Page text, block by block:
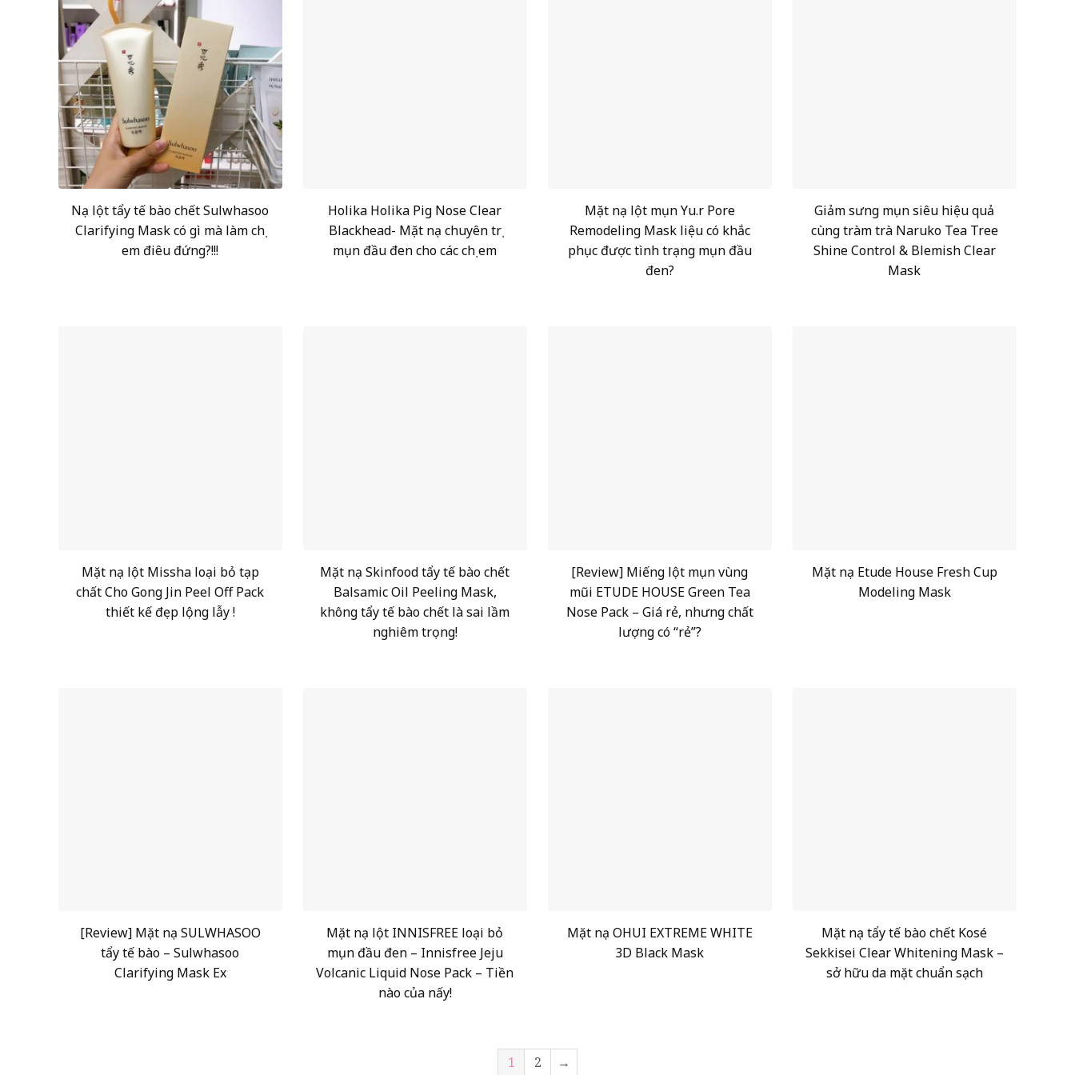
Nạ lột tẩy tế bào chết Sulwhasoo
Clarifying Mask có gì mà làm chị
em điêu đứng?!!!
Holika Holika Pig Nose Clear
Blackhead- Mặt nạ chuyên trị
mụn đầu đen cho các chị em
Mặt nạ lột mụn Yu.r Pore
Remodeling Mask liệu có khắc
phục được tình trạng mụn đầu
đen?
Giảm sưng mụn siêu hiệu quả
cùng tràm trà Naruko Tea Tree
Shine Control & Blemish Clear
Mask
Mặt nạ lột Missha loại bỏ tạp
chất Cho Gong Jin Peel Off Pack
thiết kế đẹp lộng lẫy !
Mặt nạ Skinfood tẩy tế bào chết
Balsamic Oil Peeling Mask,
không tẩy tế bào chết là sai lầm
nghiêm trọng!
[Review] Miếng lột mụn vùng
mũi ETUDE HOUSE Green Tea
Nose Pack – Giá rẻ, nhưng chất
lượng có “rẻ”?
Mặt nạ Etude House Fresh Cup
Modeling Mask
[Review] Mặt nạ SULWHASOO
tẩy tế bào – Sulwhasoo
Clarifying Mask Ex
Mặt nạ lột INNISFREE loại bỏ
mụn đầu đen – Innisfree Jeju
Volcanic Liquid Nose Pack – Tiền
nào của nấy!
Mặt nạ OHUI EXTREME WHITE
3D Black Mask
Mặt nạ tẩy tế bào chết Kosé
Sekkisei Clear Whitening Mask –
sở hữu da mặt chuẩn sạch
1 2 →